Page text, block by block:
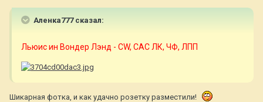
Аленка777 сказал:
Льюис ин Вондер Лэнд - CW, САС ЛК, ЧФ, ЛПП
Шикарная фотка, и как удачно розетку разместили!